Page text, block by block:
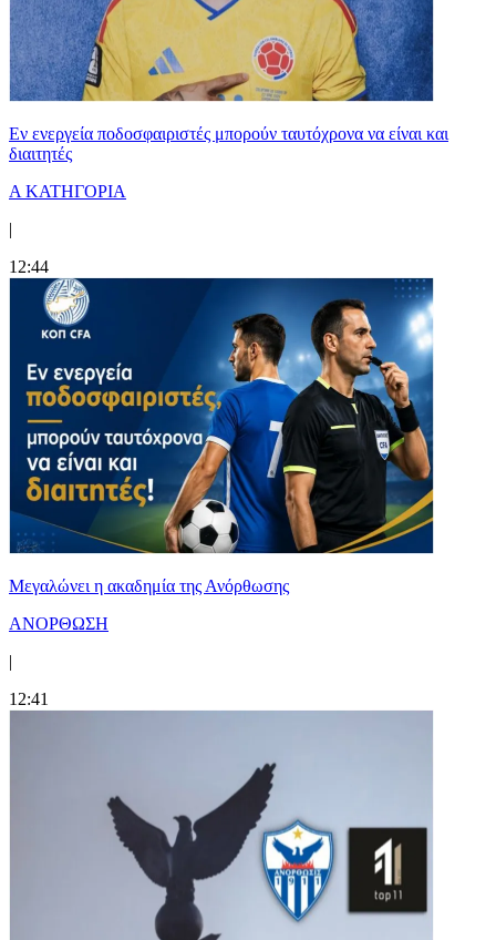
Εν ενεργεία ποδοσφαιριστές μπορούν ταυτόχρονα να είναι και
διαιτητές
Α ΚΑΤΗΓΟΡΙΑ
|
12:44
Μεγαλώνει η ακαδημία της Ανόρθωσης
ΑΝΟΡΘΩΣΗ
|
12:41